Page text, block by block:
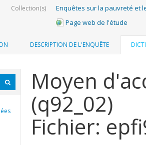
Collection(s)
Enquêtes sur la pauvreté et
Page web de l'étude
DESCRIPTION DE L'ENQUÊTE
Moyen
(q92_02)
Fichier: